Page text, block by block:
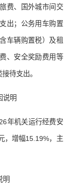
费、国外城市间交
出；公务用车购置
车辆购置税）及租
、安全奖励费用等
待支出。
说明
年机关运行经费安
，增幅15.19%，主
明